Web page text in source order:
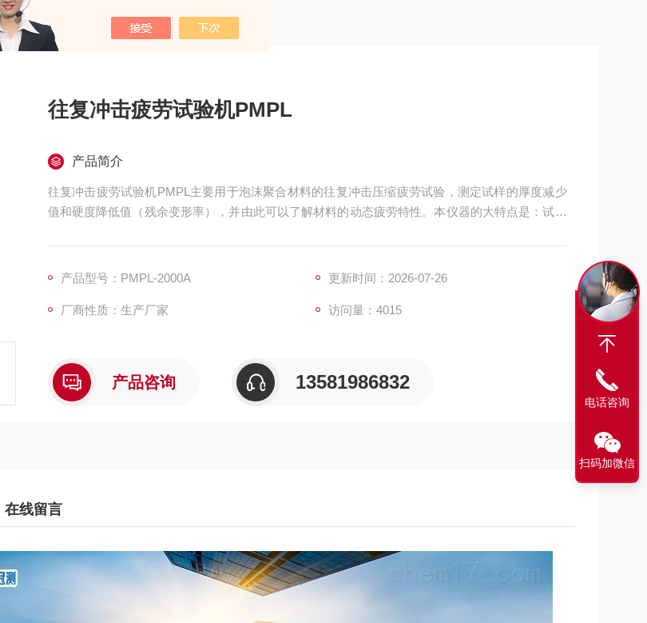
往复冲击疲劳试验机PMPL
产品简介
往复冲击疲劳试验机PMPL主要用于泡沫聚合材料的往复冲击压缩疲劳试验，测定试样的厚度减少
值和硬度降低值（残余变形率），并由此可以了解材料的动态疲劳特性。本仪器的大特点是：试样
产品型号：PMPL-2000A
更新时间：2026-07-26
厂商性质：生产厂家 访问量：4015
产品咨询 13581986832
在线留言
电话咨询
扫码加微信